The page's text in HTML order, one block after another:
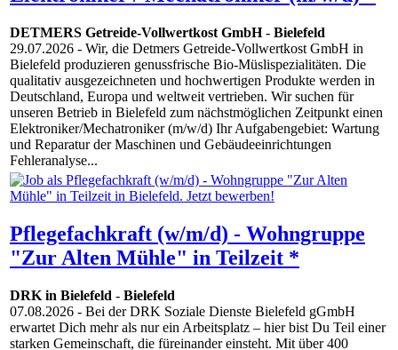
DETMERS Getreide-Vollwertkost GmbH- Bielefeld
29.07.2026 - Wir, die Detmers Getreide-Vollwertkost GmbH in
Bielefeld produzieren genussfrische Bio-Müslispezialitäten. Die
qualitativ ausgezeichneten und hochwertigen Produkte werden in
Deutschland, Europa und weltweit vertrieben. Wir suchen für
unseren Betrieb in Bielefeld zum nächstmöglichen Zeitpunkt einen
Elektroniker/Mechatroniker (m/w/d) Ihr Aufgabengebiet: Wartung
und Reparatur der Maschinen und Gebäudeeinrichtungen
Fehleranalyse...
Pflegefachkraft (w/m/d) - Wohngruppe
"Zur Alten Mühle" in Teilzeit *
DRK in Bielefeld - Bielefeld
07.08.2026 - Bei der DRK Soziale Dienste Bielefeld gGmbH
erwartet Dich mehr als nur ein Arbeitsplatz – hier bist Du Teil einer
starken Gemeinschaft, die füreinander einsteht. Mit über 400